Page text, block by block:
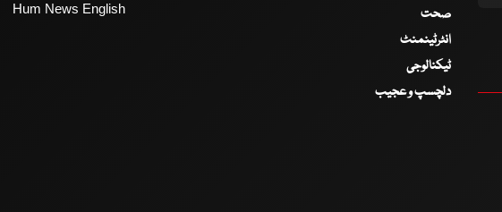
صحت
انٹرٹینمنٹ
ٹیکنالوجی
دلچسپ و عجیب
Hum News English